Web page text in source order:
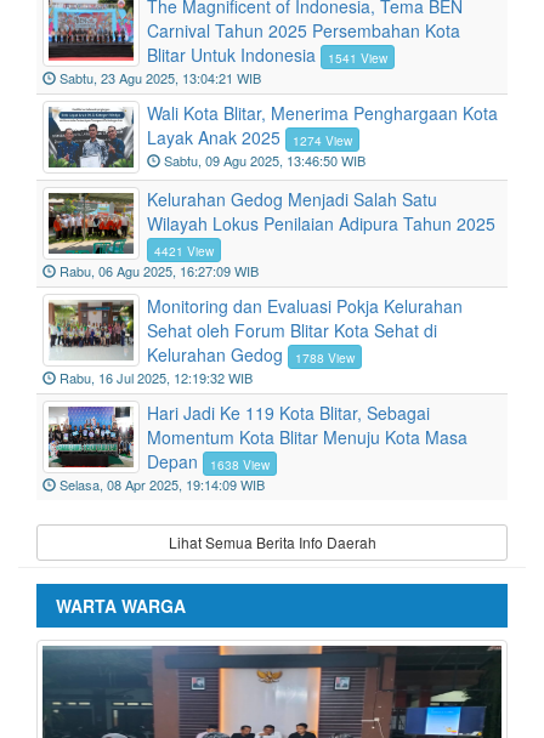
The Magnificent of Indonesia, Tema BEN
Carnival Tahun 2025 Persembahan Kota
Blitar Untuk Indonesia
Sabtu, 23 Agu 2025, 13:04:21 WIB
Wali Kota Blitar, Menerima Penghargaan Kota
Layak Anak 2025
1274 View
Sabtu, 09 Agu 2025, 13:46:50 WIB
Kelurahan Gedog Menjadi Salah Satu
Wilayah Lokus Penilaian Adipura Tahun 2025
4421 View
Rabu, 06 Agu 2025, 16:27:09 WIB
Monitoring dan Evaluasi Pokja Kelurahan
Sehat oleh Forum Blitar Kota Sehat di
Kelurahan Gedog
Rabu, 16 Jul 2025, 12:19:32 WIB
Hari Jadi Ke 119 Kota Blitar, Sebagai
Momentum Kota Blitar Menuju Kota Masa
Depan
1638 View
Lihat Semua Berita Info Daerah
WARTA WARGA